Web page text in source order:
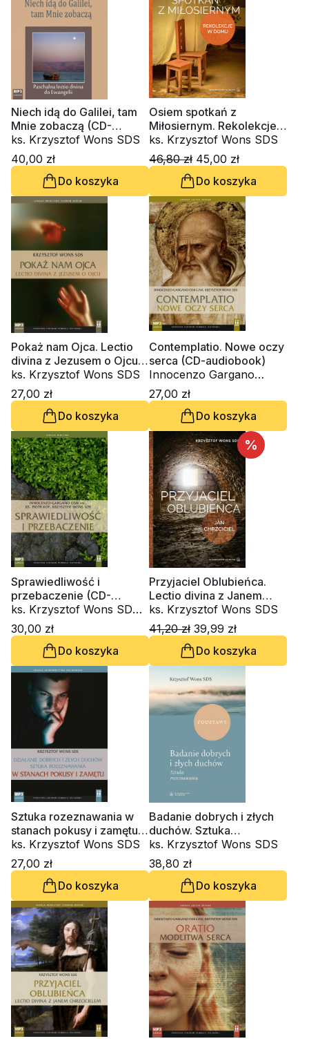
Niech idą do Galilei, tam
Mnie zobaczą (CD-
audiobook)
ks. Krzysztof Wons SDS
40,00 zł
Do koszyka
Osiem spotkań z
Miłosiernym. Rekolekcje
w domu
ks. Krzysztof Wons SDS
46,80 zł 45,00 zł
Do koszyka
Pokaż nam Ojca. Lectio
divina z Jezusem o Ojcu
(CD-audiobook)
ks. Krzysztof Wons SDS
27,00 zł
Do koszyka
Contemplatio. Nowe oczy
serca (CD-audiobook)
Innocenzo Gargano
OSBCam., ks. Krzysztof
Wons SDS
27,00 zł
Do koszyka
Sprawiedliwość i
przebaczenie (CD-
audiobook)
ks. Krzysztof Wons SDS,
ks. Piotr Kot, Innocenzo
Gargano OSBCam.
30,00 zł
Do koszyka
%
Przyjaciel Oblubieńca.
Lectio divina z Janem
Chrzcicielem
ks. Krzysztof Wons SDS
41,20 zł 39,99 zł
Do koszyka
Sztuka rozeznawania w
stanach pokusy i zamętu
(CD-audiobook)
ks. Krzysztof Wons SDS
27,00 zł
Do koszyka
Badanie dobrych i złych
duchów. Sztuka
rozeznawania
ks. Krzysztof Wons SDS
38,80 zł
Do koszyka